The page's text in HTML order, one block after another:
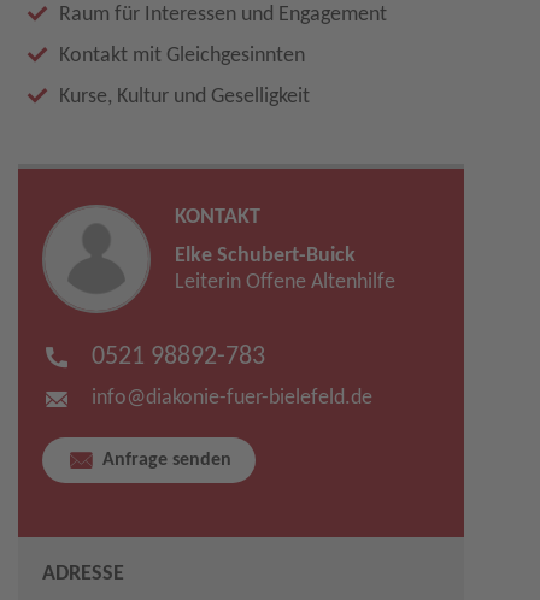
Raum für Interessen und Engagement
Kontakt mit Gleichgesinnten
Kurse, Kultur und Geselligkeit
KONTAKT
Elke Schubert-Buick
Leiterin Offene Altenhilfe
0521 98892-783
info​@diakonie-fuer-bielefeld.de
Anfrage senden
ADRESSE